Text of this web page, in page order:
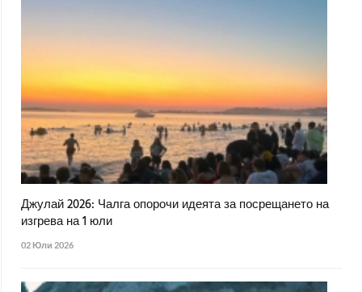
Джулай 2026: Чалга опорочи идеята за посрещането на
изгрева на 1 юли
02 Юли 2026